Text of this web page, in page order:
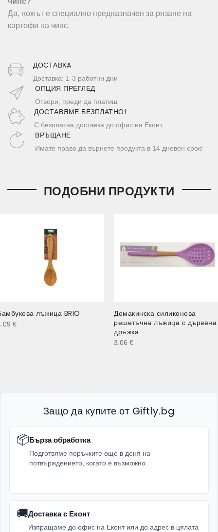
Да, ножът е специално предназначен за рязане на
картофи на чипс.
ДОСТАВКA
Доставка: 1-3 работни дни
ОПЦИЯ ПРЕГЛЕД
Отвори, преди да платиш
ДОСТАВЯМЕ БЕЗПЛАТНО!
С безплатна доставка до офис на Еконт
ВРЪЩАНЕ
Имате право да върнете продукта в 14 дневен срок!
ПОДОБНИ ПРОДУКТИ
лъжица BRIO
€
Домакинска силиконова
решетъчна лъжица с дървена
дръжка
3.06 €
Защо да купите от Giftly.bg
📦Бърза обработка
Подготвяме поръчките още в деня на
потвърждението, когато е възможно.
🚚Доставка с Еконт
Изпращаме до офис на Еконт или до адрес в цялата